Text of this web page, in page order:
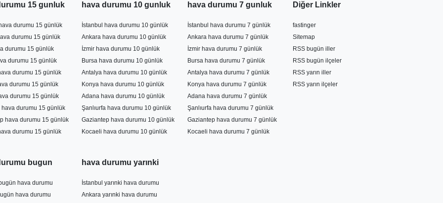
15 gunluk
durumu 15 günlük
durumu 15 günlük
durumu 15 günlük
durumu 15 günlük
durumu 15 günlük
durumu 15 günlük
durumu 15 günlük
hava durumu 15 günlük
hava durumu 15 günlük
durumu 15 günlük
hava durumu 10 gunluk
İstanbul hava durumu 10 günlük
Ankara hava durumu 10 günlük
İzmir hava durumu 10 günlük
Bursa hava durumu 10 günlük
Antalya hava durumu 10 günlük
Konya hava durumu 10 günlük
Adana hava durumu 10 günlük
Şanlıurfa hava durumu 10 günlük
Gaziantep hava durumu 10 günlük
Kocaeli hava durumu 10 günlük
hava durumu 7 gunluk
İstanbul hava durumu 7 günlük
Ankara hava durumu 7 günlük
İzmir hava durumu 7 günlük
Bursa hava durumu 7 günlük
Antalya hava durumu 7 günlük
Konya hava durumu 7 günlük
Adana hava durumu 7 günlük
Şanlıurfa hava durumu 7 günlük
Gaziantep hava durumu 7 günlük
Kocaeli hava durumu 7 günlük
Diğer Linkler
fastinger
Sitemap
RSS bugün iller
RSS bugün ilçeler
RSS yarın iller
RSS yarın ilçeler
bugun
hava durumu
hava durumu
hava durumu yarınki
İstanbul yarınki hava durumu
Ankara yarınki hava durumu